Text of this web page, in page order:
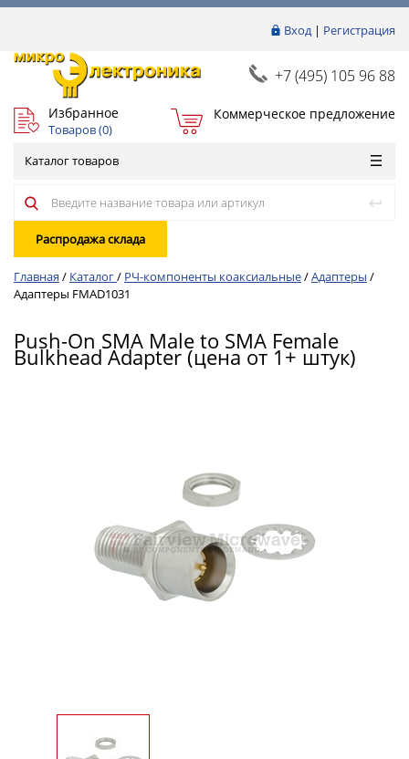
Вход| Регистрация
+7 (495) 105 96 88
Избранное
Товаров (0)
Коммерческое предложение
Каталог товаров
Распродажа склада
Главная / Каталог/ РЧ-компоненты коаксиальные/Адаптеры /
Адаптеры FMAD1031
Push-On SMA Male to SMA Female
Bulkhead Adapter (цена от 1+ штук)